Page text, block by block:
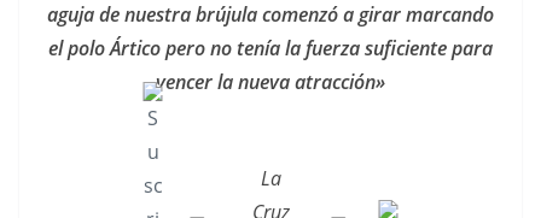
aguja de nuestra brújula comenzó a girar marcando
el polo Ártico pero no tenía la fuerza suficiente para
vencer la nueva atracción»
La
Cruz